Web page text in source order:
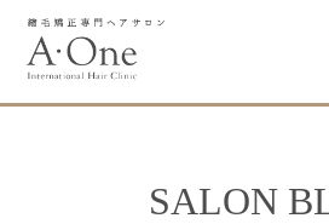
SALON